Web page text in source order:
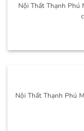
Nội Thất Thạnh Phú
Nội Thất Thạnh Phú